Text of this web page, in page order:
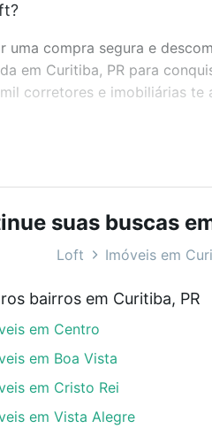
compra segura e
em Curitiba, PR para
corretores e imobiliárias
metragem e
dúvida dos custos
seus sonhos com
suas buscas
Loft Imóveis em
bairros em Curitiba, PR
em Centro
em Boa Vista
em Cristo Rei
em Vista Alegre